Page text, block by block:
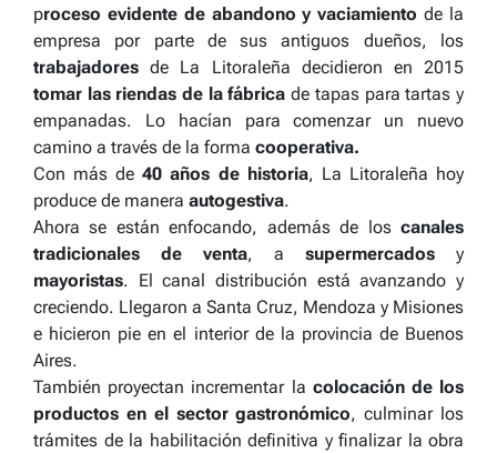
proceso evidente de abandono y vaciamiento de la
empresa por parte de sus antiguos dueños, los
trabajadores de La Litoraleña decidieron en 2015
tomar las riendas de la fábrica de tapas para tartas y
empanadas. Lo hacían para comenzar un nuevo
camino a través de la forma cooperativa.
Con más de40 años de historia, La Litoraleña hoy
produce de manera autogestiva.
Ahora se están enfocando, además de los canales
tradicionales de venta, a supermercados y
mayoristas. El canal distribución está avanzando y
creciendo. Llegaron a Santa Cruz, Mendoza y Misiones
e hicieron pie en el interior de la provincia de Buenos
Aires.
También proyectan incrementar la colocación de los
productos en el sector gastronómico, culminar los
trámites de la habilitación definitiva y finalizar la obra